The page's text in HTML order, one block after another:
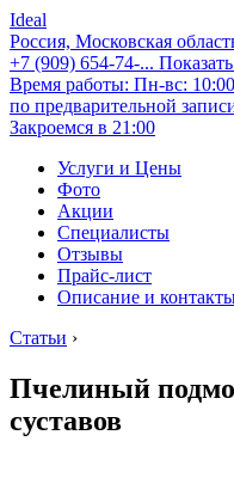
Ideal
Россия, Московская
+7 (909) 654-74-...
Время работы: Пн-вс:
по предварительной
Закроемся в 21:00
Услуги и Цены
Фото
Акции
Специалисты
Отзывы
Прайс-лист
Описание и
Статьи ›
Пчелиный
суставов